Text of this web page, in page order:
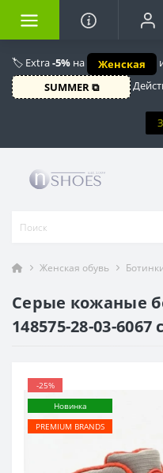
🏷️ Extra-5% на Женская
SUMMER ⧉
Женская обувь
Серые кожаные
148575-28-03-
-25%
Новинка
PREMIUM BRANDS